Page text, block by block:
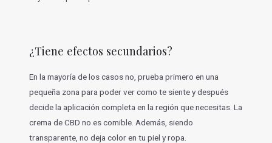
¿Tiene efectos secundarios?
En la mayoría de los casos no, prueba primero en una
pequeña zona para poder ver como te siente y después
decide la aplicación completa en la región que necesitas. La
crema de CBD no es comible. Además, siendo
transparente, no deja color en tu piel y ropa.